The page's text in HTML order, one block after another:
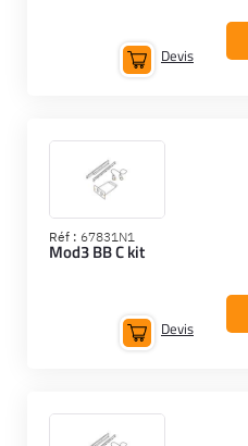
Devis
Réf : 67831N1
Mod3 BB C kit
Devis